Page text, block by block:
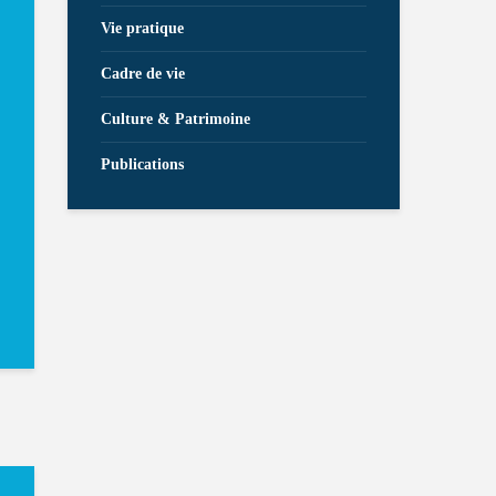
Vie pratique
Cadre de vie
Culture & Patrimoine
Publications